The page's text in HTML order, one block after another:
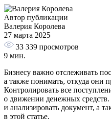
Автор публикации
Валерия Королева
27 марта 2025
33 339 просмотров
9 мин.
Бизнесу важно отслеживать
а также понимать, откуда они
Контролировать все
о движении денежных средств.
и анализировать документ, а
в этой статье.